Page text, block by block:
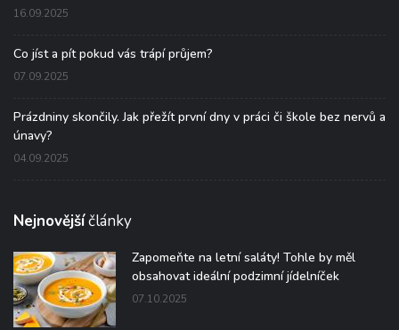
16.09.2025
Co jíst a pít pokud vás trápí průjem?
07.09.2025
Prázdniny skončily. Jak přežít první dny v práci či škole bez nervů a
únavy?
04.09.2025
Nejnovějšíčlánky
Zapomeňte na letní saláty! Tohle by měl
obsahovat ideální podzimní jídelníček
07.10.2025